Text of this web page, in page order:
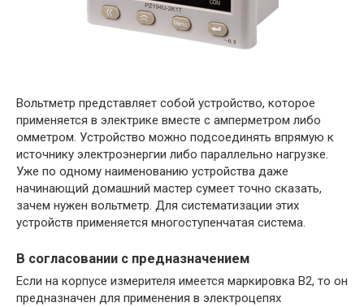
Вольтметр представляет собой устройство, которое
применяется в электрике вместе с амперметром либо
омметром. Устройство можно подсоединять впрямую к
источнику электроэнергии либо параллельно нагрузке.
Уже по одному наименованию устройства даже
начинающий домашний мастер сумеет точно сказать,
зачем нужен вольтметр. Для систематизации этих
устройств применяется многоступенчатая система.
В согласовании с предназначением
Если на корпусе измерителя имеется маркировка В2, то он
предназначен для применения в электроцепях